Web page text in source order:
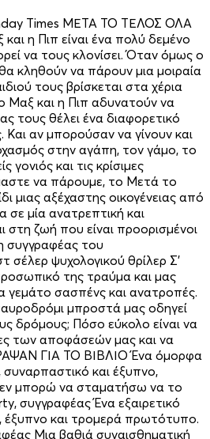
Times ΜΕΤΑ ΤΟ ΤΕΛΟΣ ΟΛΑ
η Πιπ είναι ένα πολύ δεµένο
να τους κλονίσει. Όταν όµως ο
κληθούν να πάρουν µια µοιραία
τους βρίσκεται στα χέρια
Μαξ και η Πιπ αδυνατούν να
τους θέλει ένα διαφορετικό
Και αν µπορούσαν να γίνουν και
στην αγάπη, τον γάµο, το
γονιός και τις κρίσιµες
να πάρουµε, το Μετά το
µιας αξέχαστης οικογένειας από
µία ανατρεπτική και
στη ζωή που είναι προορισµένοι
συγγραφέας του
σέλερ ψυχολογικού θρίλερ Σ’
της τραύµα και µας
γεµάτο σασπένς και ανατροπές.
µπροστά µας οδηγεί
δρόµους; Πόσο εύκολο είναι να
των αποφάσεών µας και να
ΓΙΑ ΤΟ ΒΙΒΛΙΟ Ένα όµορφα
και έξυπνο,
µπορώ να σταµατήσω να το
συγγραφέας Ένα εξαιρετικό
έξυπνο και τροµερά πρωτότυπο.
Μια βαθιά συναισθηµατική